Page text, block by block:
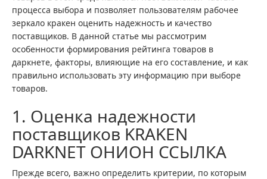
процесса выбора и позволяет пользователям рабочее
зеркало кракен оценить надежность и качество
поставщиков. В данной статье мы рассмотрим
особенности формирования рейтинга товаров в
даркнете, факторы, влияющие на его составление, и как
правильно использовать эту информацию при выборе
товаров.
1. Оценка надежности
поставщиков KRAKEN
DARKNET ОНИОН ССЫЛКА
Прежде всего, важно определить критерии, по которым